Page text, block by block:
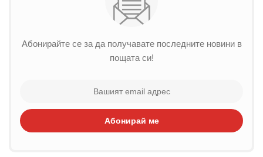
Абонирайте се за да получавате последните новини в
пощата си!
Абонирай ме